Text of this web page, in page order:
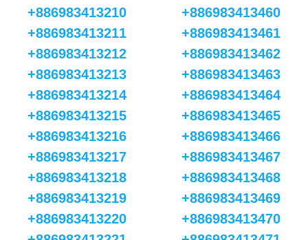
+886983413210
+886983413211
+886983413212
+886983413213
+886983413214
+886983413215
+886983413216
+886983413217
+886983413218
+886983413219
+886983413220
+886983413460
+886983413461
+886983413462
+886983413463
+886983413464
+886983413465
+886983413466
+886983413467
+886983413468
+886983413469
+886983413470